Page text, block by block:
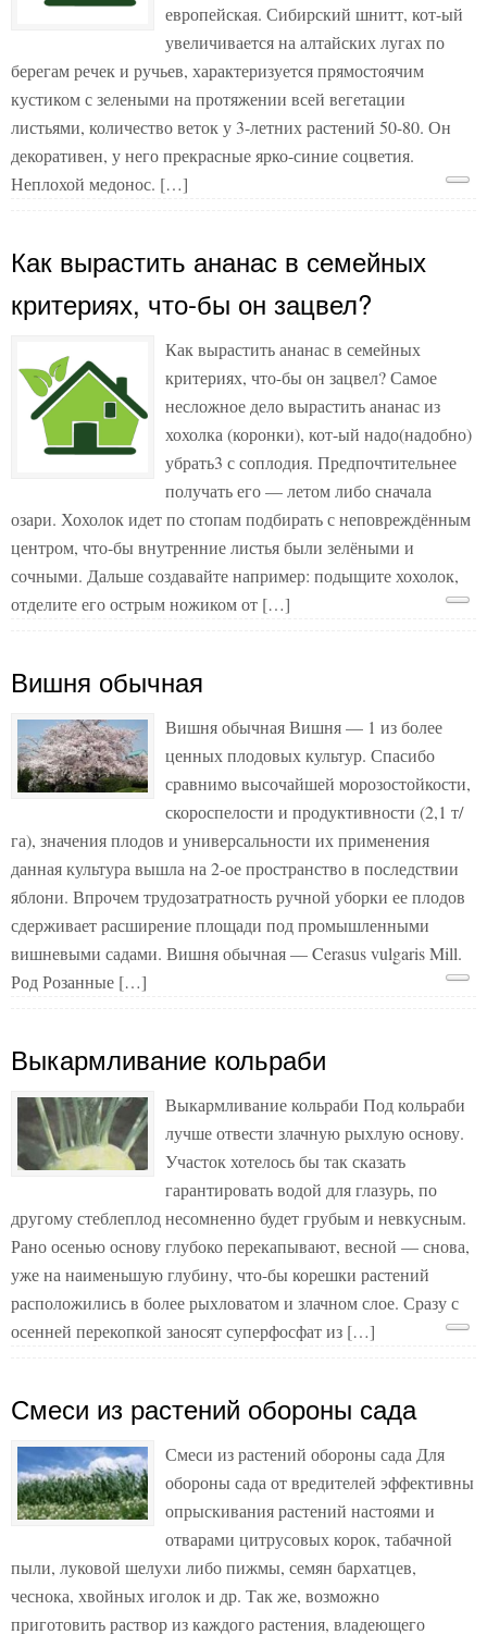
европейская. Сибирский шнитт, кот-ый
увеличивается на алтайских лугах по
берегам речек и ручьев, характеризуется прямостоячим
кустиком с зелеными на протяжении всей вегетации
листьями, количество веток у 3-летних растений 50-80. Он
декоративен, у него прекрасные ярко-синие соцветия.
Неплохой медонос. […]
Как вырастить ананас в семейных
критериях, что-бы он зацвел?
Как вырастить ананас в семейных
критериях, что-бы он зацвел? Самое
несложное дело вырастить ананас из
хохолка (коронки), кот-ый надо(надобно)
убрать3 с соплодия. Предпочтительнее
получать его — летом либо сначала
озари. Хохолок идет по стопам подбирать с неповреждённым
центром, что-бы внутренние листья были зелёными и
сочными. Дальше создавайте например: подыщите хохолок,
отделите его острым ножиком от […]
Вишня обычная
Вишня обычная Вишня — 1 из более
ценных плодовых культур. Спасибо
сравнимо высочайшей морозостойкости,
скороспелости и продуктивности (2,1 т/
га), значения плодов и универсальности их применения
данная культура вышла на 2-ое пространство в последствии
яблони. Впрочем трудозатратность ручной уборки ее плодов
сдерживает расширение площади под промышленными
вишневыми садами. Вишня обычная — Cerasus vulgaris Mill.
Род Розанные […]
Выкармливание кольраби
Выкармливание кольраби Под кольраби
лучше отвести злачную рыхлую основу.
Участок хотелось бы так сказать
гарантировать водой для глазурь, по
другому стеблеплод несомненно будет грубым и невкусным.
Рано осенью основу глубоко перекапывают, весной — снова,
уже на наименьшую глубину, что-бы корешки растений
расположились в более рыхловатом и злачном слое. Сразу с
осенней перекопкой заносят суперфосфат из […]
Смеси из растений обороны сада
Смеси из растений обороны сада Для
обороны сада от вредителей эффективны
опрыскивания растений настоями и
отварами цитрусовых корок, табачной
пыли, луковой шелухи либо пижмы, семян бархатцев,
чеснока, хвойных иголок и др. Так же, возможно
приготовить раствор из каждого растения, владеющего